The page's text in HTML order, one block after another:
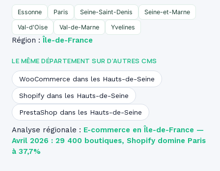
Essonne Paris Seine-Saint-Denis Seine-et-Marne
Val-d'Oise Val-de-Marne Yvelines
Région :Île-de-France
LE MÊME DÉPARTEMENT SUR D’AUTRES CMS
WooCommerce dans les Hauts-de-Seine
Shopify dans les Hauts-de-Seine
PrestaShop dans les Hauts-de-Seine
Analyse régionale : E-commerce en Île-de-France —
Avril 2026 : 29 400 boutiques, Shopify domine Paris
à 37,7%